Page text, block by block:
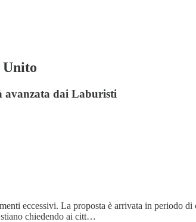
Unito
avanzata dai Laburisti
eccessivi. La proposta è arrivata in periodo di
stiano chiedendo ai citt…